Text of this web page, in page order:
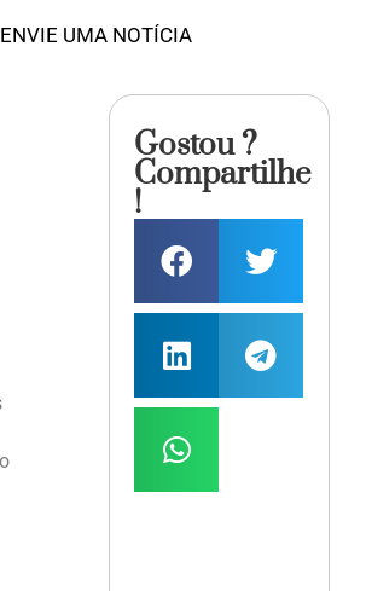
ENVIE UMA NOTÍCIA
Gostou ?
Compartilhe
!